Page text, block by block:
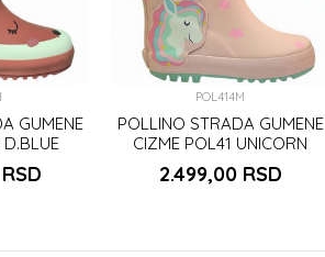
GUMENE
RSD
POL414M
POLLINO STRADA GUMENE
CIZME POL41 UNICORN
ROSA
2.499,00 RSD